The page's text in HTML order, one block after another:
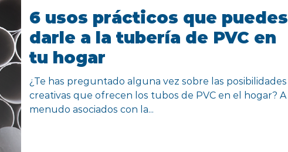
6 usos prácticos que puedes
darle a la tubería de PVC en
tu hogar
¿Te has preguntado alguna vez sobre las posibilidades
creativas que ofrecen los tubos de PVC en el hogar? A
menudo asociados con la...